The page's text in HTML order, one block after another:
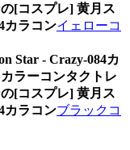
[コスプレ] 黄月ス
カラコンイェローコ
Star - Crazy-084カ
ラーコンタクトレ
[コスプレ] 黄月ス
カラコンブラックコ